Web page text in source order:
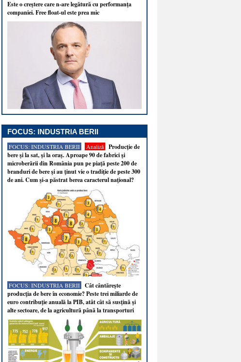
Este o creştere care n-are legătură cu performanţa
companiei. Free float-ul este prea mic
FOCUS: INDUSTRIA BERII
FOCUS: INDUSTRIA BERII Analiză
Producţie de
bere şi la sat, şi la oraş. Aproape 90 de fabrici şi
microberării din România pun pe piaţă peste 200 de
branduri de bere şi au ţinut vie o tradiţie de peste 300
de ani. Cum şi-a păstrat berea caracterul naţional?
FOCUS: INDUSTRIA BERII
Cât cântăreşte
producţia de bere în economie? Peste trei miliarde de
euro contribuţie anuală la PIB, atât cât să susţină şi
alte sectoare, de la agricultură până la transporturi